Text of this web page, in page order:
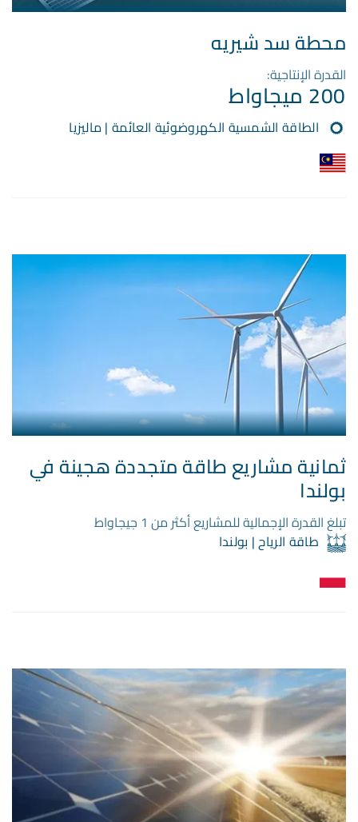
محطة سد شيريه
القدرة الإنتاجية:
200 ميجاواط
الطاقة الشمسية الكهروضوئية العائمة | ماليزيا
ثمانية مشاريع طاقة متجددة هجينة في
بولندا
تبلغ القدرة الإجمالية للمشاريع أكثر من 1 جيجاواط
طاقة الرياح | بولندا